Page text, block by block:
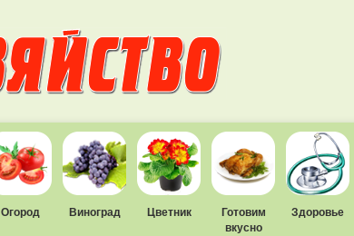
Огород Виноград Цветник
Готовим
вкусно
Здоровье